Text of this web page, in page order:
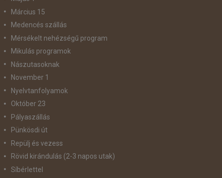
Március 15
Medencés szállás
Mérsékelt nehézségű program
Mikulás programok
Nászutasoknak
November 1
Nyelvtanfolyamok
Október 23
Pályaszállás
Pünkösdi út
Repülj és vezess
Rövid kirándulás (2-3 napos utak)
Síbérlettel